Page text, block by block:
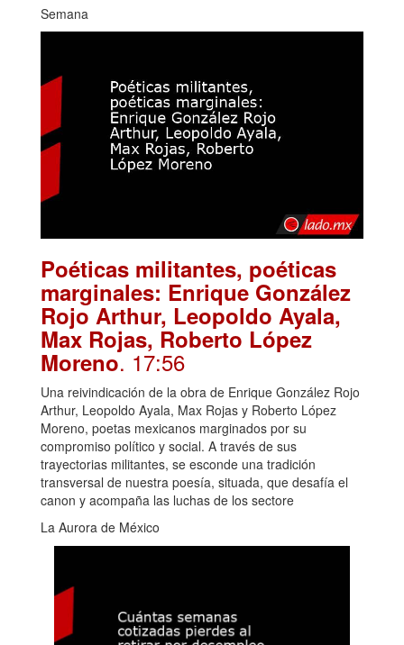
Semana
Poéticas militantes, poéticas
marginales: Enrique González
Rojo Arthur, Leopoldo Ayala,
Max Rojas, Roberto López
Moreno. 17:56
Una reivindicación de la obra de Enrique González Rojo
Arthur, Leopoldo Ayala, Max Rojas y Roberto López
Moreno, poetas mexicanos marginados por su
compromiso político y social. A través de sus
trayectorias militantes, se esconde una tradición
transversal de nuestra poesía, situada, que desafía el
canon y acompaña las luchas de los sectore
La Aurora de México